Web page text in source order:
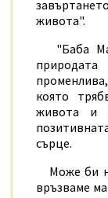
живота".
"Баба
която
живота и
сърце.
Може би
връзваме